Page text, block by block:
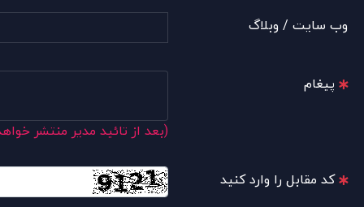
وب سایت / وبلاگ
پیغام
(بعد از تائید مدیر منتشر
کد مقابل را وارد کنید